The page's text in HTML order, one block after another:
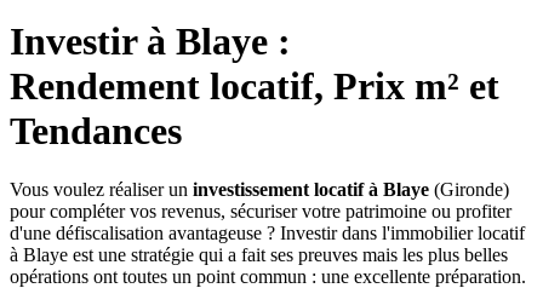
Investir à Blaye :
Rendement locatif, Prix m² et
Tendances
Vous voulez réaliser un investissement locatif à Blaye (Gironde)
pour compléter vos revenus, sécuriser votre patrimoine ou profiter
d'une défiscalisation avantageuse ? Investir dans l'immobilier locatif
à Blaye est une stratégie qui a fait ses preuves mais les plus belles
opérations ont toutes un point commun : une excellente préparation.